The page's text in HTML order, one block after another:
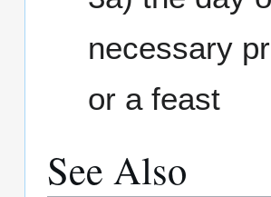
necessary
or a feast
See Also